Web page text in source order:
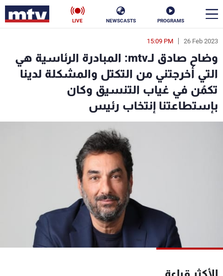
PROGRAMS
NEWSCASTS
LIVE
26 Feb 2023
15:09 PM
وضاح صادق لـmtv: المبادرة الرئاسية هي
التي أخرجتني من التكتل والمشكلة لدينا
تكمُن في غياب التنسيق وكان
بإستطاعتنا إنتخاب رئيس
en
الأخبار
سياسة ناس
إقتصاد فن
رياضة
جدول البرامج
شاهد البرامج
الترددات